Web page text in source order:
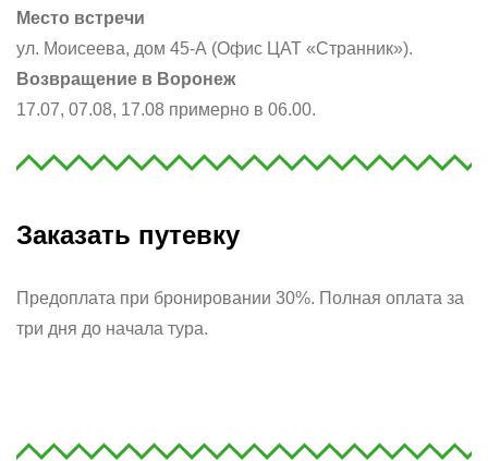
Место встречи
ул. Моисеева, дом 45-А (Офис ЦАТ «Странник»).
Возвращение в Воронеж
17.07, 07.08, 17.08 примерно в 06.00.
Заказать путевку
Предоплата при бронировании 30%. Полная оплата за
три дня до начала тура.